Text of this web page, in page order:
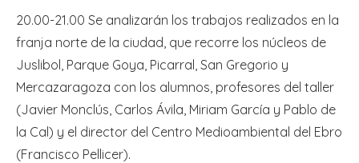
20.00-21.00 Se analizarán los trabajos realizados en la
franja norte de la ciudad, que recorre los núcleos de
Juslibol, Parque Goya, Picarral, San Gregorio y
Mercazaragoza con los alumnos, profesores del taller
(Javier Monclús, Carlos Ávila, Miriam García y Pablo de
la Cal) y el director del Centro Medioambiental del Ebro
(Francisco Pellicer).